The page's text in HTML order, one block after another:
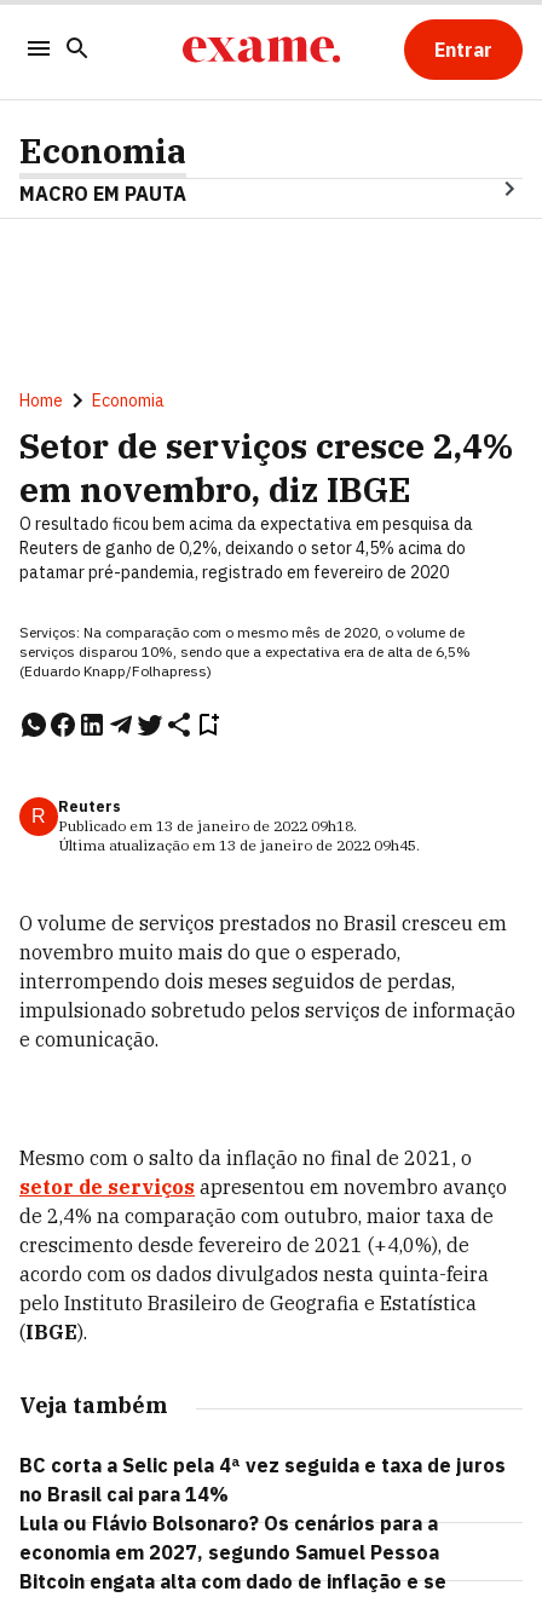
Entrar
Economia
MACRO EM PAUTA
Home Economia
Setor de serviços cresce 2,4%
em novembro, diz IBGE
O resultado ficou bem acima da expectativa em pesquisa da
Reuters de ganho de 0,2%, deixando o setor 4,5% acima do
patamar pré-pandemia, registrado em fevereiro de 2020
Serviços: Na comparação com o mesmo mês de 2020, o volume de
serviços disparou 10%, sendo que a expectativa era de alta de 6,5%
(Eduardo Knapp/Folhapress)
R
Reuters
Publicado em 13 de janeiro de 2022 09h18.
Última atualização em 13 de janeiro de 2022 09h45.
O volume de serviços prestados no Brasil cresceu em
novembro muito mais do que o esperado,
interrompendo dois meses seguidos de perdas,
impulsionado sobretudo pelos serviços de informação
e comunicação.
Mesmo com o salto da inflação no final de 2021, o
setor de serviços apresentou em novembro avanço
de 2,4% na comparação com outubro, maior taxa de
crescimento desde fevereiro de 2021 (+4,0%), de
acordo com os dados divulgados nesta quinta-feira
pelo Instituto Brasileiro de Geografia e Estatística
(IBGE).
Veja também
BC corta a Selic pela 4ª vez seguida e taxa de juros
no Brasil cai para 14%
Lula ou Flávio Bolsonaro? Os cenários para a
economia em 2027, segundo Samuel Pessoa
Bitcoin engata alta com dado de inflação e se